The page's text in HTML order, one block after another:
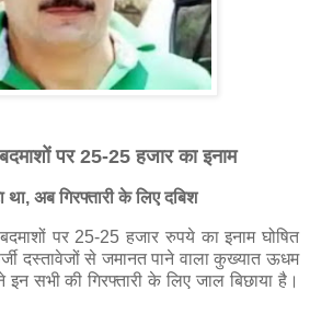
पर 25-25 हजार का इनाम
था, अब गिरफ्तारी के लिए दबिश
पर 25-25 हजार रुपये का इनाम घोषित
दस्तावेजों से जमानत पाने वाला कुख्यात ऊधम
सभी की गिरफ्तारी के लिए जाल बिछाया है।